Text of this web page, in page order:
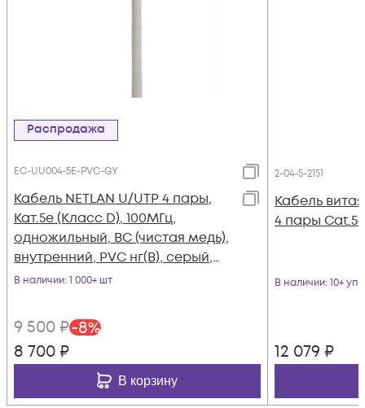
Распродажа
EC-UU004-5E-PVC-GY
Кабель NETLAN U/UTP 4 пары,
Кат.5e (Класс D), 100МГц,
одножильный, BC (чистая медь),
внутренний, PVC нг(B), серый,
305м
В наличии: 1 000+ шт
9 500 ₽-8%
8 700 ₽
В корзину
2-04-5-2151
Кабель
4 пары
В наличии: 10+ уп
12 079 ₽